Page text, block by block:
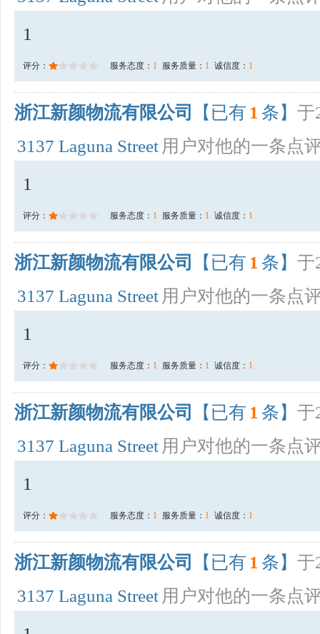
1
评分： 服务态度： 1 服务质量： 1 诚信度： 1
浙江新颜物流有限公司 【已有 1 条】 于
3137 Laguna Street 用户对他的一条点
1
评分： 服务态度： 1 服务质量： 1 诚信度： 1
浙江新颜物流有限公司 【已有 1 条】 于
3137 Laguna Street 用户对他的一条点
1
评分： 服务态度： 1 服务质量： 1 诚信度： 1
浙江新颜物流有限公司 【已有 1 条】 于
3137 Laguna Street 用户对他的一条点
1
评分： 服务态度： 1 服务质量： 1 诚信度： 1
浙江新颜物流有限公司 【已有 1 条】 于
3137 Laguna Street 用户对他的一条点